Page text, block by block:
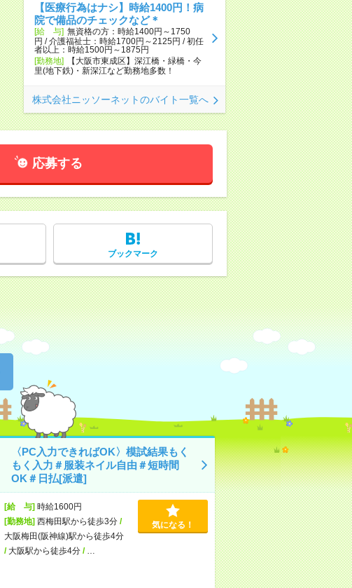
【医療行為はナシ】時給1400円！病
院で備品のチェックなど＊
[給 与] 無資格の方：時給1400円～1750
円 / 介護福祉士：時給1700円～2125円 / 初任
者以上：時給1500円～1875円
[勤務地]
【大阪市東成区】深江橋・緑橋・今
里(地下鉄)・新深江など勤務地多数！
株式会社ニッソーネットのバイト一覧へ
応募する
ブックマーク
〈PC入力できればOK〉模試結果もく
もく入力＃服装ネイル自由＃短時間
OK＃日払[派遣]
[給 与]時給1600円
[勤務地]西梅田駅から徒歩3分/
大阪梅田(阪神線)駅から徒歩4分
/ 大阪駅から徒歩4分/
気になる！